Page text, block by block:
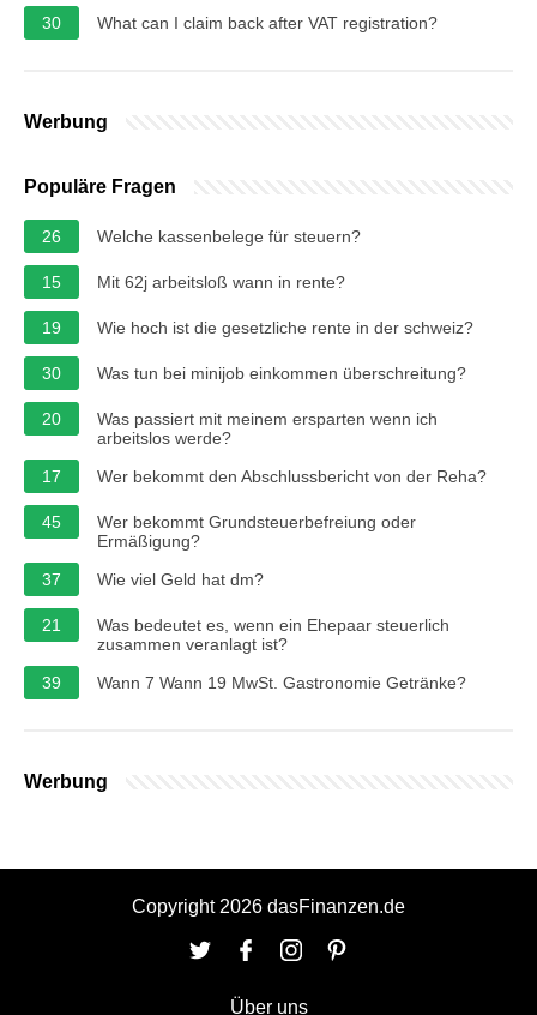
30 What can I claim back after VAT registration?
Werbung
Populäre Fragen
26 Welche kassenbelege für steuern?
15 Mit 62j arbeitsloß wann in rente?
19 Wie hoch ist die gesetzliche rente in der schweiz?
30 Was tun bei minijob einkommen überschreitung?
20
Was passiert mit meinem ersparten wenn ich
arbeitslos werde?
17
Wer bekommt den Abschlussbericht von der Reha?
45
Wer bekommt Grundsteuerbefreiung oder
Ermäßigung?
37
Wie viel Geld hat dm?
21
Was bedeutet es, wenn ein Ehepaar steuerlich
zusammen veranlagt ist?
39
Wann 7 Wann 19 MwSt. Gastronomie Getränke?
Werbung
Copyright 2026 dasFinanzen.de
Über uns